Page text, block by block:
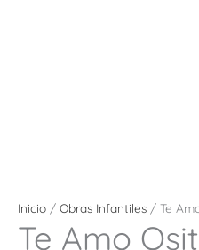
Inicio / Obras Infantiles / Te
Te Amo